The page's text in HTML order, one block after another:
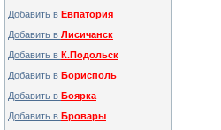
Добавить в Евпатория
Добавить в Лисичанск
Добавить в К.Подольск
Добавить в Борисполь
Добавить в Боярка
Добавить в Бровары